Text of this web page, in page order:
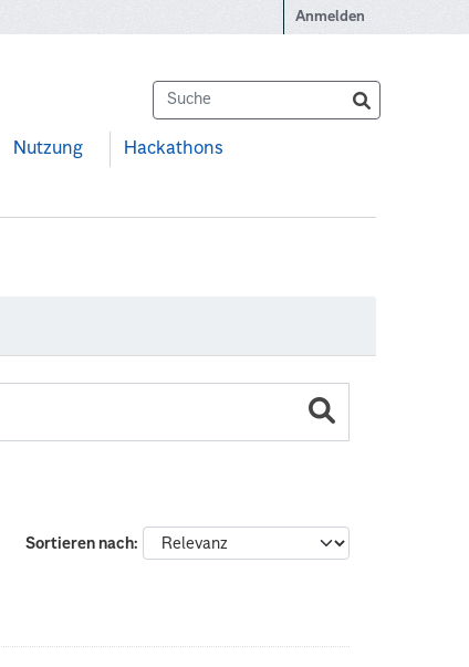
Anmelden
Nutzung Hackathons
Sortieren nach